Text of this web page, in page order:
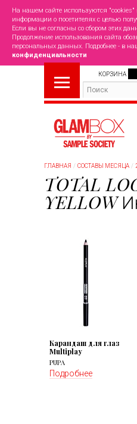
На нашем сайте используются "cookies"
информации о посетителях с целью
Если вы не согласны со сбором этих
Продолжение использования сайта
персональных данных. Подробнее - в
конфиденциальности
КОРЗИНА
ГЛАВНАЯ СОСТАВЫ МЕСЯЦА
TOTAL
YELLOW
Карандаш для глаз
Multiplay
PUPA
Подробнее